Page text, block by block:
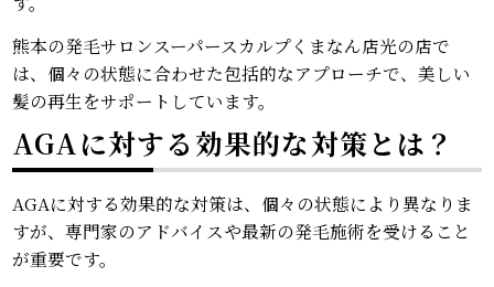
熊本の発毛サロンスーパースカルプくまなん店光の店で
は、個々の状態に合わせた包括的なアプローチで、美しい
髪の再生をサポートしています。
AGAに対する効果的な対策とは？
AGAに対する効果的な対策は、個々の状態により異なりま
すが、専門家のアドバイスや最新の発毛施術を受けること
が重要です。